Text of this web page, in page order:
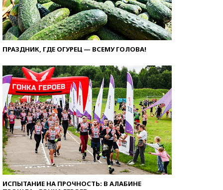
ПРАЗДНИК, ГДЕ ОГУРЕЦ — ВСЕМУ ГОЛОВА!
ИСПЫТАНИЕ НА ПРОЧНОСТЬ: В АЛАБИНЕ